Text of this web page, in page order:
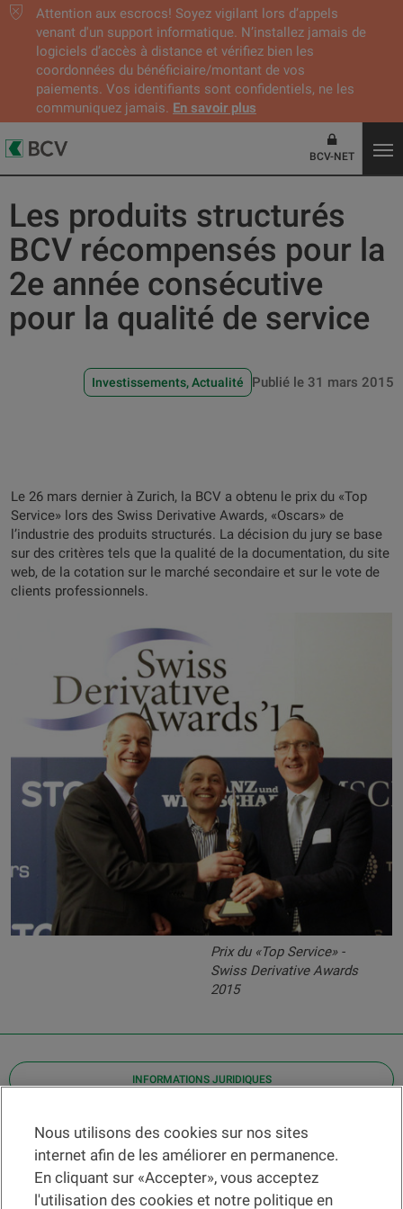
Attention aux escrocs! Soyez vigilant lors d’appels
venant d'un support informatique. N’installez jamais de
logiciels d’accès à distance et vérifiez bien les
coordonnées du bénéficiaire/montant de vos
paiements. Vos identifiants sont confidentiels, ne les
communiquez jamais. En savoir plus
BCV-NET
Les produits structurés
BCV récompensés pour la
2e année consécutive
pour la qualité de service
Investissements Actualité Publié le 31 mars 2015
Le 26 mars dernier à Zurich, la BCV a obtenu le prix du «Top
Service» lors des Swiss Derivative Awards, «Oscars» de
l’industrie des produits structurés. La décision du jury se base
sur des critères tels que la qualité de la documentation, du site
web, de la cotation sur le marché secondaire et sur le vote de
clients professionnels.
Prix du «Top Service» -
Swiss Derivative Awards
2015
INFORMATIONS JURIDIQUES
Contact
Localiser une agence
Aide
Nous utilisons des cookies sur nos sites
internet afin de les améliorer en permanence.
En cliquant sur «Accepter», vous acceptez
l'utilisation des cookies et notre politique en